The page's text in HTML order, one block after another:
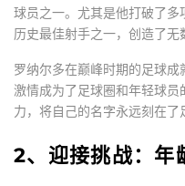
球员之一。尤其是他打破了
历史最佳射手之一，创造了无
罗纳尔多在巅峰时期的足球
激情成为了足球圈和年轻球
力，将自己的名字永远刻在了
2、迎接挑战：年